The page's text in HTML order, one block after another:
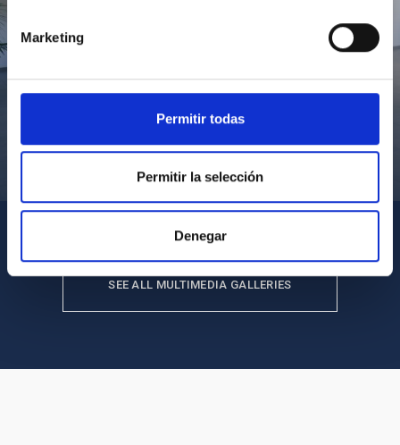
Marketing
Permitir todas
Permitir la selección
Denegar
Visita del Presidente de Canarias al IACTEC
SEE ALL MULTIMEDIA GALLERIES